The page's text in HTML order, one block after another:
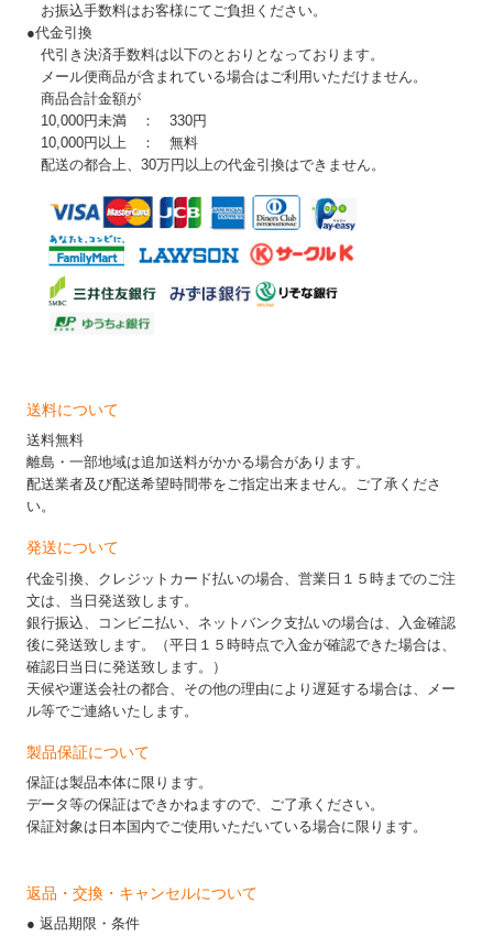
お振込手数料はお客様にてご負担ください。
●代金引換
代引き決済手数料は以下のとおりとなっております。
メール便商品が含まれている場合はご利用いただけません。
商品合計金額が
10,000円未満 ： 330円
10,000円以上 ： 無料
配送の都合上、30万円以上の代金引換はできません。
送料について
送料無料
離島・一部地域は追加送料がかかる場合があります。
配送業者及び配送希望時間帯をご指定出来ません。ご了承くださ
い。
発送について
代金引換、クレジットカード払いの場合、営業日１５時までのご注
文は、当日発送致します。
銀行振込、コンビニ払い、ネットバンク支払いの場合は、入金確認
後に発送致します。（平日１５時時点で入金が確認できた場合は、
確認日当日に発送致します。）
天候や運送会社の都合、その他の理由により遅延する場合は、メー
ル等でご連絡いたします。
製品保証について
保証は製品本体に限ります。
データ等の保証はできかねますので、ご了承ください。
保証対象は日本国内でご使用いただいている場合に限ります。
返品・交換・キャンセルについて
● 返品期限・条件